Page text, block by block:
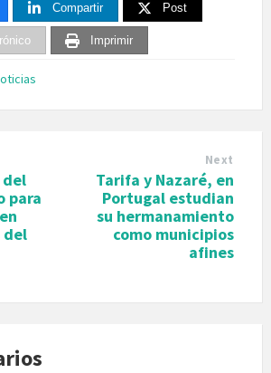
Compartir Post
Imprimir
del
para
del
Next
Tarifa y Nazaré, en
Portugal estudian
su hermanamiento
como municipios
afines